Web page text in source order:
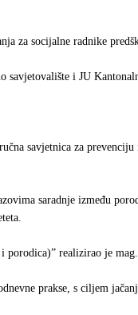
za socijalne radnike
i JU
savjetnica za
saradnje između
realizirao je
prakse, s ciljem